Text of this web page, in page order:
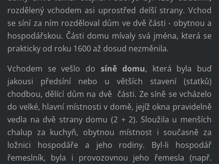
rozdělený vchodem asi uprostřed delší strany. Vchod
se síní za ním rozděloval dům ve dvě části - obytnou a
hospodářskou. Části domu mívaly svá jména, která se
prakticky od roku 1600 až dosud nezměnila.
Vchodem se vešlo do síně domu, která byla buď
jakousi předsíní nebo u větších stavení (statků)
chodbou, dělící dům na dvě části. Ze síně se vcházelo
do velké, hlavní místnosti v domě, jejíž okna pravidelně
vedla na dvě strany domu (2 + 2). Sloužila u menších
chalup za kuchyň, obytnou místnost i současně za
ložnici hospodáře a jeho rodiny. Byl-li hospodář
řemeslník, byla i provozovnou jeho řemesla (např.